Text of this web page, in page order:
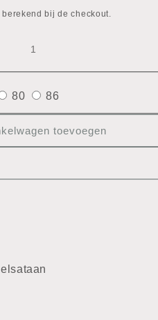
bij de checkout.
80 86
toevoegen